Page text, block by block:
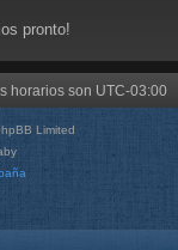
pronto!
horarios son UTC-03:00
Limited